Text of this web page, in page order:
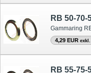
RB 50-70-
Gammaring
4,29 EUR exkl.
RB 55-75-